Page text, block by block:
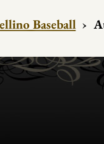
Baseball ›